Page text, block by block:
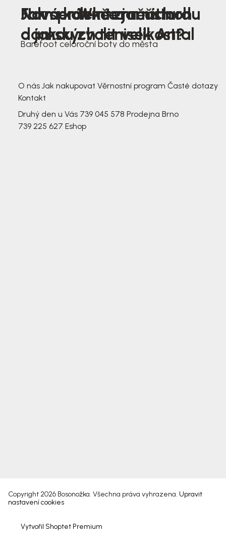
Nová kolekce jarních
dámských tenisek Antal
Jak správně změřit nohu
a jakou zvolit velikost?
Farmer Winter mustard
Barefoot celoroční boty do města
O nás Jak nakupovat Věrnostní program Časté dotazy
Kontakt
Druhý den u Vás 739 045 578 Prodejna Brno
739 225 627 Eshop
Vytvořil Shoptet Premium
Copyright 2026 Bosonožka. Všechna práva vyhrazena. Upravit
nastavení cookies